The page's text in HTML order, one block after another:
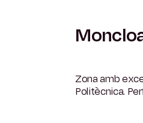
Zona amb
Politècnica.